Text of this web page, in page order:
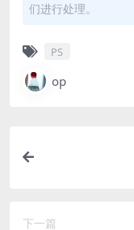
们进行处理。
PS
op
下一篇